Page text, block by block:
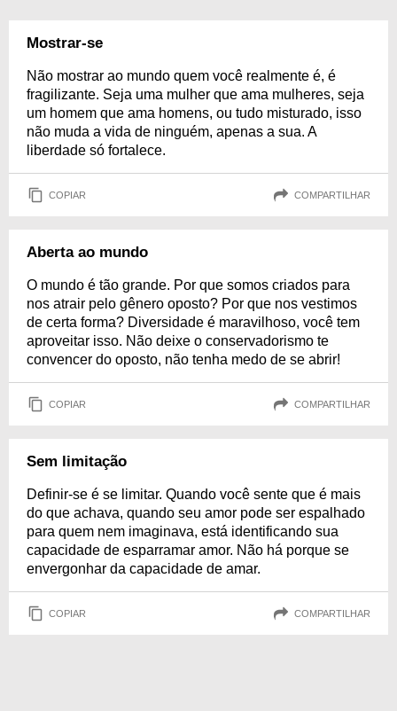
Mostrar-se
Não mostrar ao mundo quem você realmente é, é
fragilizante. Seja uma mulher que ama mulheres, seja
um homem que ama homens, ou tudo misturado, isso
não muda a vida de ninguém, apenas a sua. A
liberdade só fortalece.
COPIAR COMPARTILHAR
Aberta ao mundo
O mundo é tão grande. Por que somos criados para
nos atrair pelo gênero oposto? Por que nos vestimos
de certa forma? Diversidade é maravilhoso, você tem
aproveitar isso. Não deixe o conservadorismo te
convencer do oposto, não tenha medo de se abrir!
COPIAR COMPARTILHAR
Sem limitação
Definir-se é se limitar. Quando você sente que é mais
do que achava, quando seu amor pode ser espalhado
para quem nem imaginava, está identificando sua
capacidade de esparramar amor. Não há porque se
envergonhar da capacidade de amar.
COPIAR COMPARTILHAR